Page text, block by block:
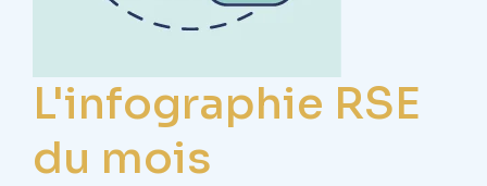
L'infographie RSE
du mois